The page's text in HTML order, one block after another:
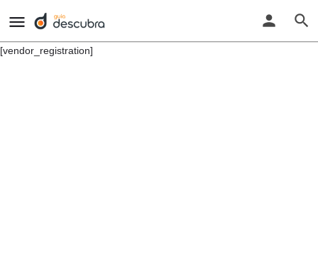
[vendor_registration]